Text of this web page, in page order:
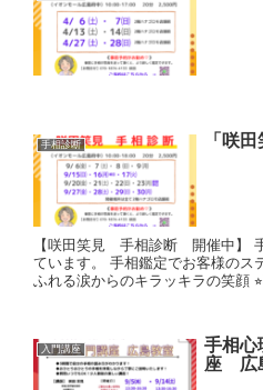
手相診断 「咲
【咲田笑見 手相診断 開催中】
ています。 手相鑑定でお客様のス
ふれる涙からのキラッキラの笑顔
入門講座
手相
座 広